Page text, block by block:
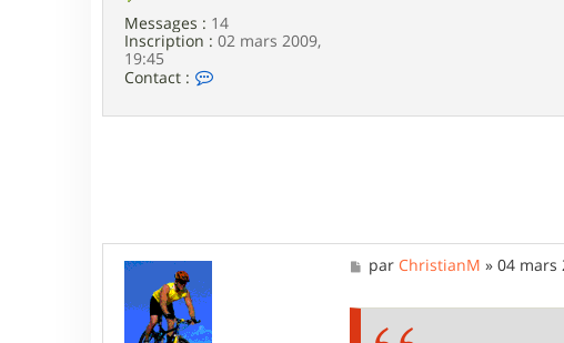
a
r
o
Messages : 14
Inscription : 02 mars 2009,
19:45
Contact :
M
e
par ChristianM »04 mars